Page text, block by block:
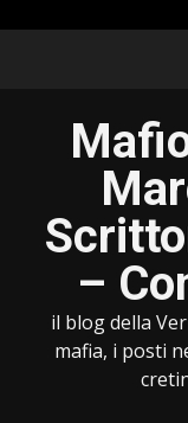
–
il blog della
mafia, i posti